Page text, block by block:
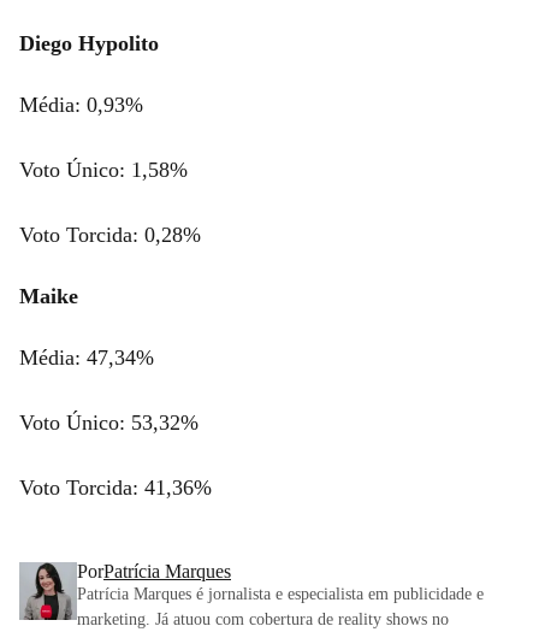
Diego Hypolito
Média: 0,93%
Voto Único: 1,58%
Voto Torcida: 0,28%
Maike
Média: 47,34%
Voto Único: 53,32%
Voto Torcida: 41,36%
PorPatrícia Marques
Patrícia Marques é jornalista e especialista em publicidade e
marketing. Já atuou com cobertura de reality shows no